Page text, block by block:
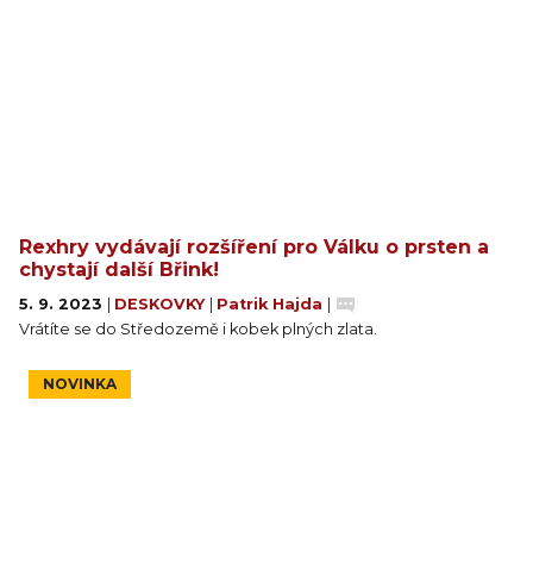
Rexhry vydávají rozšíření pro Válku o prsten a
chystají další Břink!
5. 9. 2023 DESKOVKY Patrik Hajda
Vrátíte se do Středozemě i kobek plných zlata.
NOVINKA